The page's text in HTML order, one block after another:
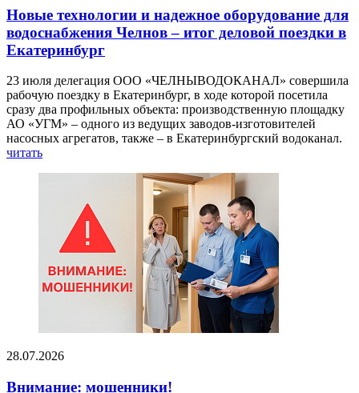
Новые технологии и надежное оборудование для
водоснабжения Челнов – итог деловой поездки в
Екатеринбург
23 июля делегация ООО «ЧЕЛНЫВОДОКАНАЛ» совершила
рабочую поездку в Екатеринбург, в ходе которой посетила
сразу два профильных объекта: производственную площадку
АО «УГМ» – одного из ведущих заводов-изготовителей
насосных агрегатов, также – в Екатеринбургский водоканал.
читать
28.07.2026
Внимание: мошенники!